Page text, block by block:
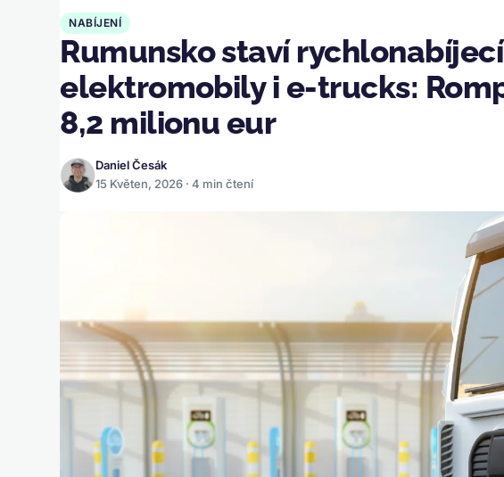
navigace
NABÍJENÍ
Rumunsko staví
elektromobily i e-trucks:
8,2 milionu eur
Daniel Česák
15 Květen, 2026 · 4 min čtení